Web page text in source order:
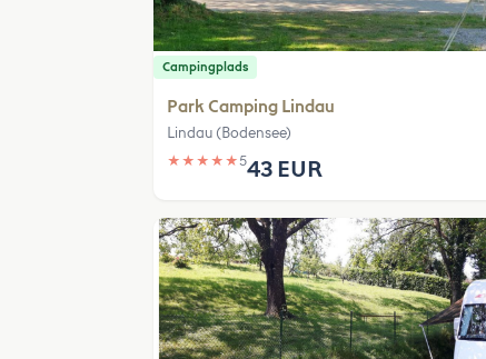
Campingplads
Park Camping Lindau
Lindau (Bodensee)
★ ★ ★ ★ ★543 EUR